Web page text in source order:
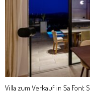
Villa zum Verkauf in Sa Font